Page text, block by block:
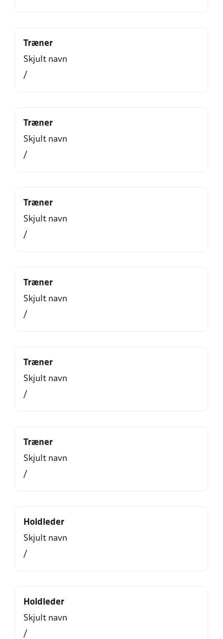
Træner
Skjult navn
/
Træner
Skjult navn
/
Træner
Skjult navn
/
Træner
Skjult navn
/
Træner
Skjult navn
/
Træner
Skjult navn
/
Holdleder
Skjult navn
/
Holdleder
Skjult navn
/